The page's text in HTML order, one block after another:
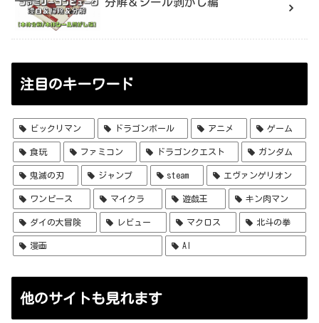
注目のキーワード
ビックリマン ドラゴンボール アニメ ゲーム
食玩 ファミコン ドラゴンクエスト ガンダム
鬼滅の刃 ジャンプ steam エヴァンゲリオン
ワンピース マイクラ 遊戯王 キン肉マン
ダイの大冒険 レビュー マクロス 北斗の拳
漫画 AI
他のサイトも見れます